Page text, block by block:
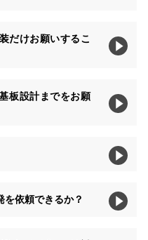
だけお願いするこ
板設計までをお願
依頼できるか？